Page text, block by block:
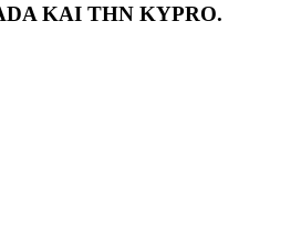
KAI THN KYPRO.